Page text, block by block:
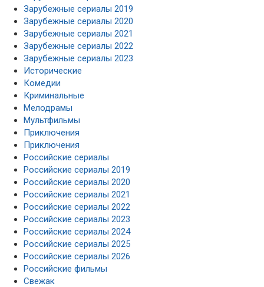
Зарубежные сериалы 2019
Зарубежные сериалы 2020
Зарубежные сериалы 2021
Зарубежные сериалы 2022
Зарубежные сериалы 2023
Исторические
Комедии
Криминальные
Мелодрамы
Мультфильмы
Приключения
Приключения
Российские сериалы
Российские сериалы 2019
Российские сериалы 2020
Российские сериалы 2021
Российские сериалы 2022
Российские сериалы 2023
Российские сериалы 2024
Российские сериалы 2025
Российские сериалы 2026
Российские фильмы
Свежак